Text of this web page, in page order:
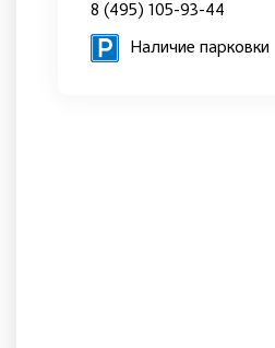
8 (495) 105-93-44
Наличие парковки